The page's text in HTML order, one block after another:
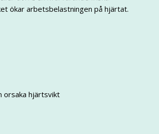
ökar arbetsbelastningen på hjärtat.
orsaka hjärtsvikt